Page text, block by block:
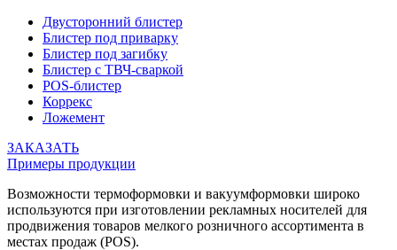
Двусторонний блистер
Блистер под приварку
Блистер под загибку
Блистер с ТВЧ-сваркой
POS-блистер
Коррекс
Ложемент
ЗАКАЗАТЬ
Примеры продукции
Возможности термоформовки и вакуумформовки широко
используются при изготовлении рекламных носителей для
продвижения товаров мелкого розничного ассортимента в
местах продаж (POS).